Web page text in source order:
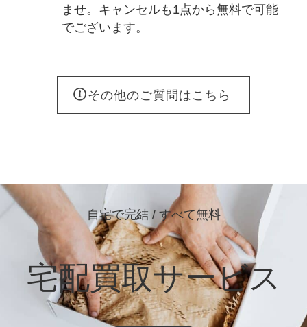
ませ。キャンセルも1点から無料で可能
でございます。
その他のご質問はこちら
自宅で完結 / すべて無料
宅配買取サービス